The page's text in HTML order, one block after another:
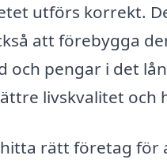
utförs korrekt.
att förebygga
och pengar i det
livskvalitet och
rätt företag för